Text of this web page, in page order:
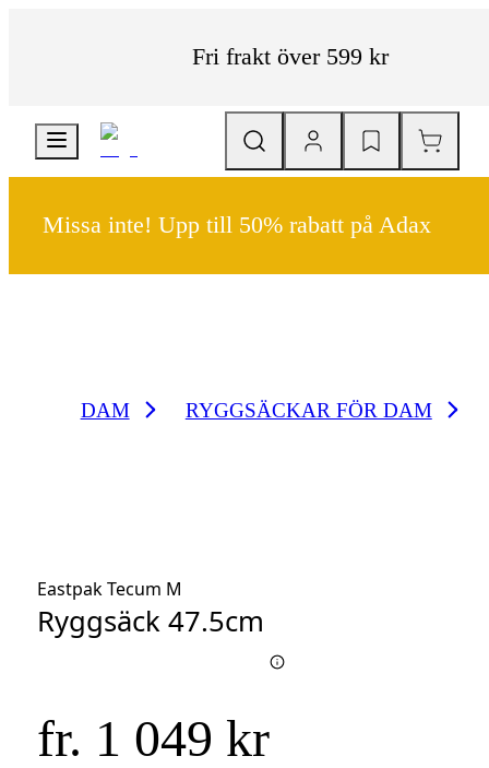
Fri frakt över 599 kr
Missa inte! Upp till 50% rabatt på Adax
DAM RYGGSÄCKAR FÖR DAM
Eastpak Tecum M
Ryggsäck 47.5cm
fr. 1 049 kr